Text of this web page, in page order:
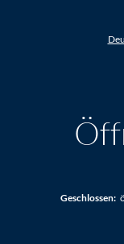
Klicken, um
Geschlossen: